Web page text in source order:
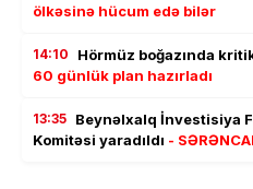
ölkəsinə hücum edə bilər
14:10 Hörmüz boğazında
60 günlük plan hazırladı
13:35 Beynəlxalq İnvestisiya
Komitəsi yaradıldı -